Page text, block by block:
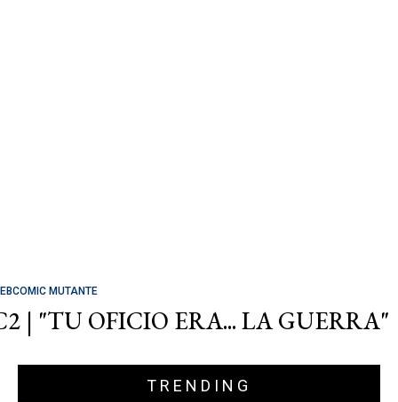
MUTANTE
| "TU OFICIO ERA... LA GUERRA"
TRENDING